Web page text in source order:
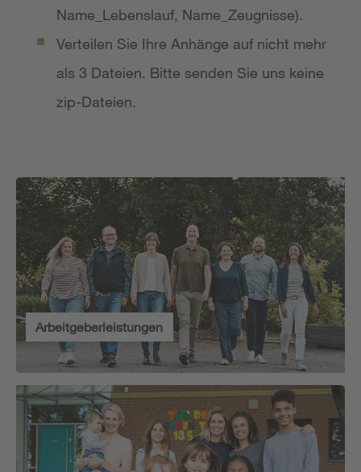
Name_Lebenslauf, Name_Zeugnisse).
Verteilen Sie Ihre Anhänge auf nicht mehr
als 3 Dateien. Bitte senden Sie uns keine
zip-Dateien.
Arbeitgeberleistungen